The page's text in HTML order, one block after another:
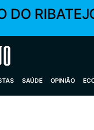
DO
SAÚDE OPINIÃO